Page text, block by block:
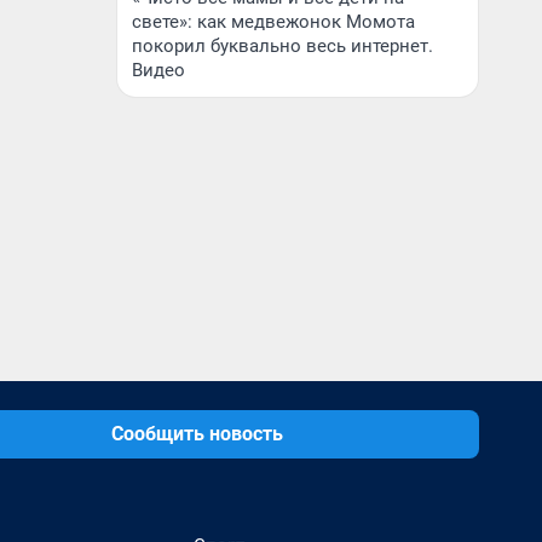
свете»: как медвежонок Момота
покорил буквально весь интернет.
Видео
Сообщить новость